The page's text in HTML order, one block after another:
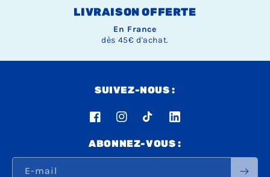
LIVRAISON OFFERTE
En France
dès 45€ d'achat.
SUIVEZ-NOUS :
FacebookInstagramTikTok LinkedIn
ABONNEZ-VOUS :
E-mail